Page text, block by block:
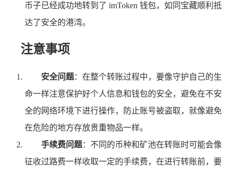
币子已经成功地转到了 imToken 钱包，如同宝藏顺利抵
达了安全的港湾。
注意事项
安全问题：在整个转账过程中，要像守护自己的生
命一样注意保护好个人信息和钱包的安全，避免在不安
全的网络环境下进行操作，防止账号被盗取，就像避免
在危险的地方存放贵重物品一样。
手续费问题：不同的币种和矿池在转账时可能会像
征收过路费一样收取一定的手续费，在进行转账前，要